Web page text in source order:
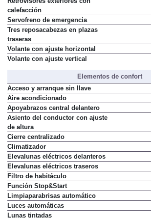
calefacción
Servofreno de emergencia
Tres reposacabezas en plazas
traseras
Volante con ajuste horizontal
Volante con ajuste vertical
Elementos de confort
Acceso y arranque sin llave
Aire acondicionado
Apoyabrazos central delantero
Asiento del conductor con ajuste
de altura
Cierre centralizado
Climatizador
Elevalunas eléctricos delanteros
Elevalunas eléctricos traseros
Filtro de habitáculo
Función Stop&Start
Limpiaparabrisas automático
Luces automáticas
Lunas tintadas